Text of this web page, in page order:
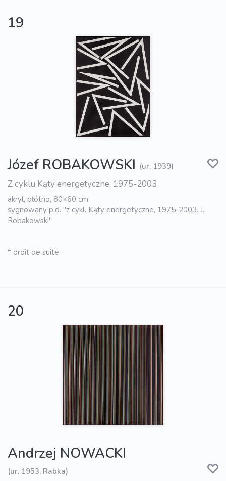
19
Józef ROBAKOWSKI (ur. 1939)
Z cyklu Kąty energetyczne, 1975-2003
akryl, płótno, 80×60 cm
sygnowany p.d. "z cykl. Kąty energetyczne, 1975-2003. J.
Robakowski"
* droit de suite
20
Andrzej NOWACKI
(ur. 1953, Rabka)